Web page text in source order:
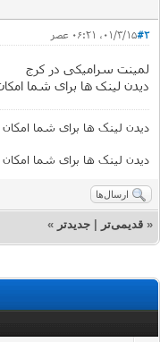
#2۰۱/۳/۱۵، ۰۶:۲۱ عصر
لمینت سرامیکی در کرج
دیدن لینک ها برای شما
دیدن لینک ها برای شما
دیدن لینک ها برای شما
ارسال‌ها
« قدیمی‌تر جدیدتر »